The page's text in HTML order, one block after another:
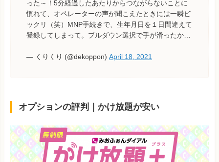
った～！5分経過したあたりからつながらないことに
慣れて、オペレーターの声が聞こえたときには一瞬ビ
ックリ（笑）MNP手続きで、生年月日を１日間違えて
登録してしまって。プルダウン選択で手が滑ったか…
— くりくり (@dekoppon) April 18, 2021
オプションの評判｜かけ放題が安い